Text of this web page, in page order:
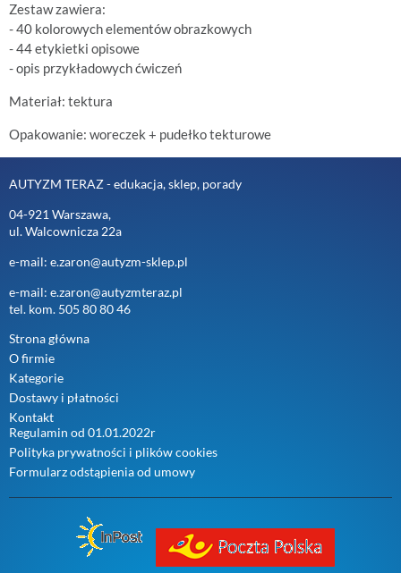
Zestaw zawiera:
- 40 kolorowych elementów obrazkowych
- 44 etykietki opisowe
- opis przykładowych ćwiczeń
Materiał: tektura
Opakowanie: woreczek + pudełko tekturowe
AUTYZM TERAZ - edukacja, sklep, porady
04-921 Warszawa,
ul. Walcownicza 22a
e-mail: e.zaron@autyzm-sklep.pl
e-mail: e.zaron@autyzmteraz.pl
tel. kom. 505 80 80 46
Strona główna
O firmie
Kategorie
Dostawy i płatności
Kontakt
Regulamin od 01.01.2022r
Polityka prywatności i plików cookies
Formularz odstąpienia od umowy